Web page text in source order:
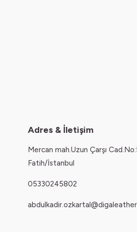
Adres & İletişim
Mercan mah.Uzun Çarşı
Fatih/İstanbul
05330245802